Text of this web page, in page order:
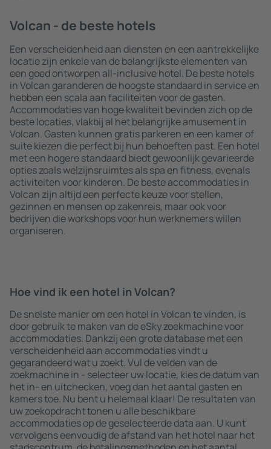
Volcan - de beste hotels
Een verscheidenheid aan diensten en een aantrekkelijke
locatie zijn enkele van de belangrijkste elementen van
een goed ontworpen all-inclusive hotel. De beste hotels
in Volcan garanderen de hoogste standaard in service en
hebben een scala aan faciliteiten voor de gasten.
Accommodaties van hoge kwaliteit bevinden zich op de
beste locaties, vlakbij al het belangrijke amusement in
Volcan. Gasten kunnen gratis parkeren en een kamer of
suite kiezen die perfect bij hun behoeften past. Een hotel
met een hogere standaard biedt gewoonlijk gevarieerde
opties zoals welzijnsruimtes als spa en fitness, evenals
activiteiten voor kinderen. De beste accommodaties in
Volcan zijn altijd een perfecte keuze voor stellen,
gezinnen en mensen op zakenreis, maar ook voor
bedrijven die workshops voor hun werknemers willen
organiseren.
Hoe vind ik een hotel in Volcan?
De snelste manier om een hotel in Volcan te vinden, is
door gebruik te maken van de eSky zoekmachine voor
accommodaties. Dankzij een grote database met een
verscheidenheid aan accommodaties vindt u
gegarandeerd wat u zoekt. Vul de velden van de
zoekmachine in - selecteer uw locatie, kies de datum van
het in- en uitchecken, voeg dan het aantal gasten en
kamers toe. Nu bent u helemaal klaar! De resultaten van
uw zoekopdracht tonen u alle beschikbare
accommodaties op de geselecteerde data aan. U kunt
vervolgens eenvoudig de afstand van het hotel naar het